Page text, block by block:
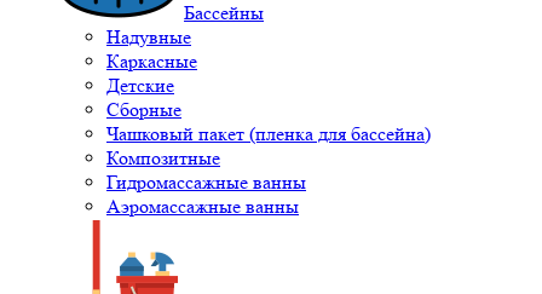
Бассейны
Надувные
Каркасные
Детские
Сборные
Чашковый пакет (пленка для бассейна)
Композитные
Гидромассажные ванны
Аэромассажные ванны